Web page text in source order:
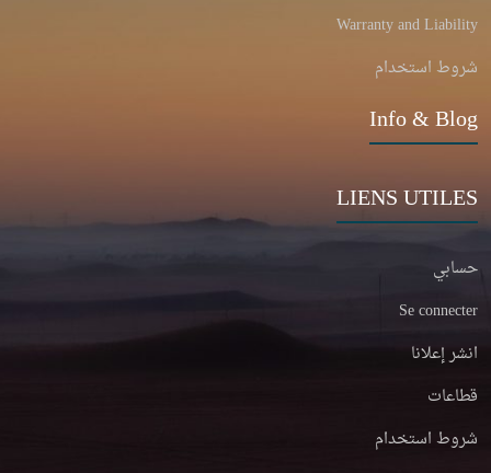
Warranty and Liability
شروط استخدام
Info & Blog
LIENS UTILES
حسابي
Se connecter
انشر إعلانا
قطاعات
شروط استخدام